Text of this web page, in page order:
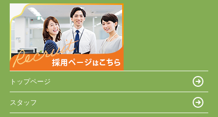
トップページ
スタッフ